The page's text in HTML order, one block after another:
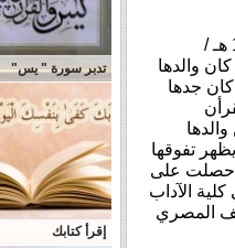
والدها
جدها
تفوقها
على
في كلية الآداب
المصري
تدبر سورة " يس"
إقرأ كتابك